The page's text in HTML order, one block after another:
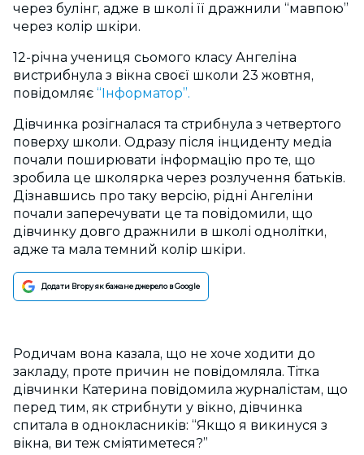
через булінг, адже в школі її дражнили “мавпою”
через колір шкіри.
12-річна учениця сьомого класу Ангеліна
вистрибнула з вікна своєї школи 23 жовтня,
повідомляє “Інформатор”.
Дівчинка розігналася та стрибнула з четвертого
поверху школи. Одразу після інциденту медіа
почали поширювати інформацію про те, що
зробила це школярка через розлучення батьків.
Дізнавшись про таку версію, рідні Ангеліни
почали заперечувати це та повідомили, що
дівчинку довго дражнили в школі однолітки,
адже та мала темний колір шкіри.
Додати Вгору як бажане джерело в Google
Родичам вона казала, що не хоче ходити до
закладу, проте причин не повідомляла. Тітка
дівчинки Катерина повідомила журналістам, що
перед тим, як стрибнути у вікно, дівчинка
спитала в однокласників: “Якщо я викинуся з
вікна, ви теж сміятиметеся?”